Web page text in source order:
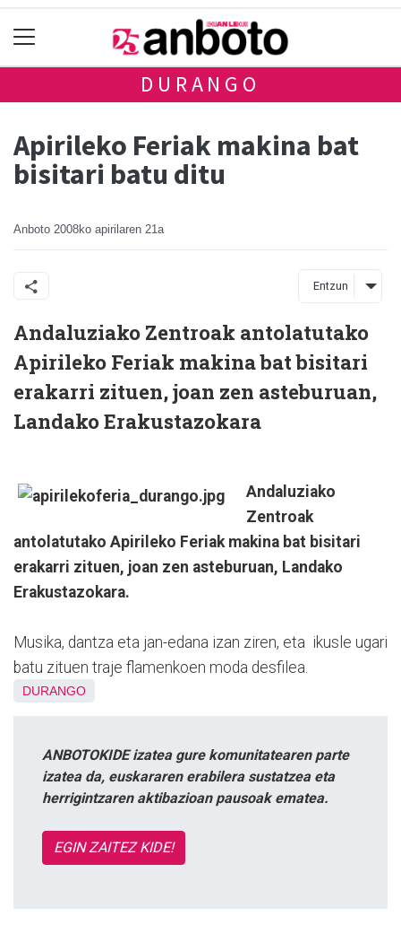
DURANGO
Apirileko Feriak makina bat
bisitari batu ditu
Anboto 2008ko apirilaren 21a
Entzun
Andaluziako Zentroak antolatutako
Apirileko Feriak makina bat bisitari
erakarri zituen, joan zen asteburuan,
Landako Erakustazokara
Andaluziako
Zentroak
antolatutako Apirileko Feriak makina bat bisitari
erakarri zituen, joan zen asteburuan, Landako
Erakustazokara.
Musika, dantza eta jan-edana izan ziren, eta ikusle ugari
batu zituen traje flamenkoen moda desfilea.
DURANGO
ANBOTOKIDE izatea gure komunitatearen parte
izatea da, euskararen erabilera sustatzea eta
herrigintzaren aktibazioan pausoak ematea.
EGIN ZAITEZ KIDE!